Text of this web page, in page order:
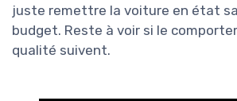
juste remettre la voiture en état
budget. Reste à voir si le
qualité suivent.